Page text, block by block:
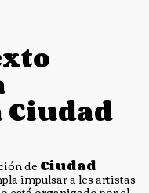
Ciudad
deCiudad
impulsar a les artistas